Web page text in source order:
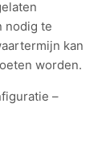
nodig te
kan
worden.
–